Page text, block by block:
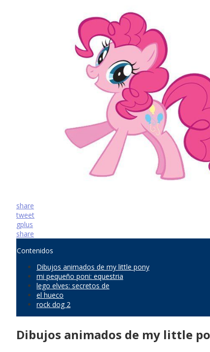
share
tweet
gplus
share
Contenidos
Dibujos animados de my little pony
mi pequeño poni: equestria
lego elves: secretos de
el hueco
rock dog 2
Dibujos animados de my little